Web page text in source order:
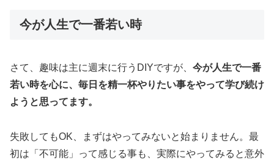
今が人生で一番若い時
さて、趣味は主に週末に行うDIYですが、 今が人生で一番
若い時を心に、毎日を精一杯やりたい事をやって学び続け
ようと思ってます。
失敗してもOK、まずはやってみないと始まりません。最
初は「不可能」って感じる事も、実際にやってみると意外